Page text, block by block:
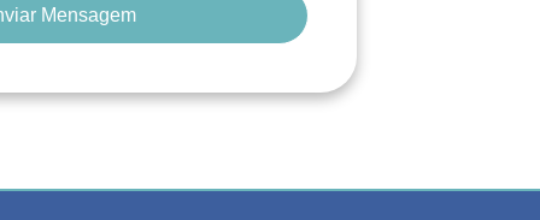
Mensagem